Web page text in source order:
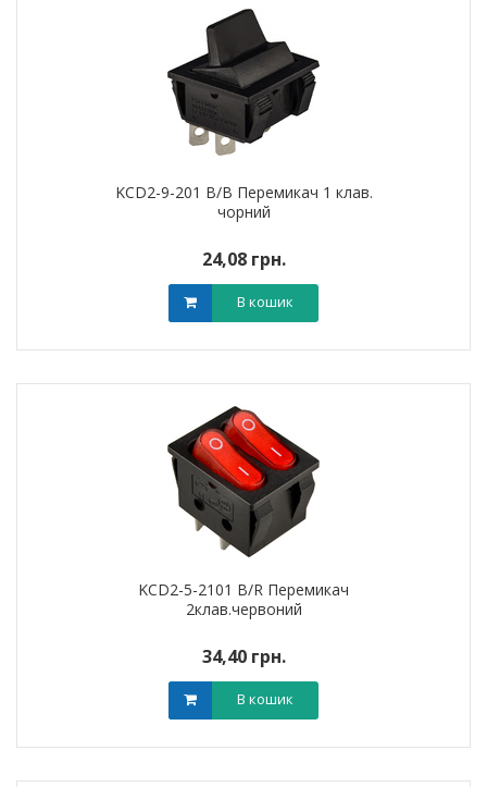
KCD2-9-201 B/B Перемикач 1 клав.
чорний
24,08 грн.
В кошик
KCD2-5-2101 B/R Перемикач
2клав.червоний
34,40 грн.
В кошик